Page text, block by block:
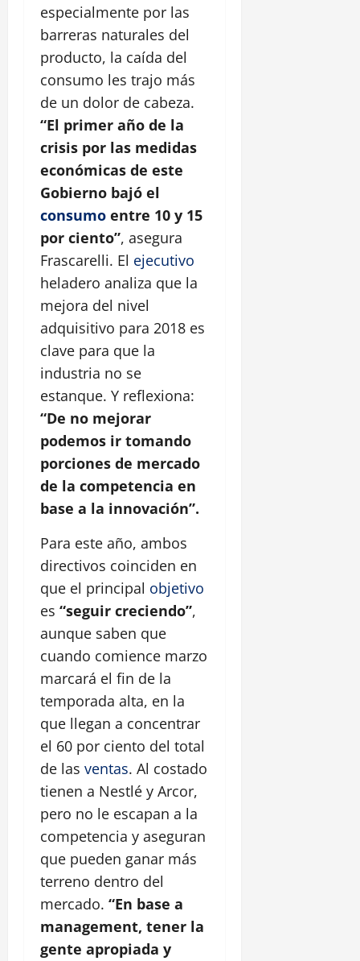
especialmente por las
barreras naturales del
producto, la caída del
consumo les trajo más
de un dolor de cabeza.
“El primer año de la
crisis por las medidas
económicas de este
Gobierno bajó el
consumo entre 10 y 15
por ciento”, asegura
Frascarelli. El ejecutivo
heladero analiza que la
mejora del nivel
adquisitivo para 2018 es
clave para que la
industria no se
estanque. Y reflexiona:
“De no mejorar
podemos ir tomando
porciones de mercado
de la competencia en
base a la innovación”.
Para este año, ambos
directivos coinciden en
que el principal objetivo
es “seguir creciendo”,
aunque saben que
cuando comience marzo
marcará el fin de la
temporada alta, en la
que llegan a concentrar
el 60 por ciento del total
de las ventas. Al costado
tienen a Nestlé y Arcor,
pero no le escapan a la
competencia y aseguran
que pueden ganar más
terreno dentro del
mercado. “En base a
management, tener la
gente apropiada y